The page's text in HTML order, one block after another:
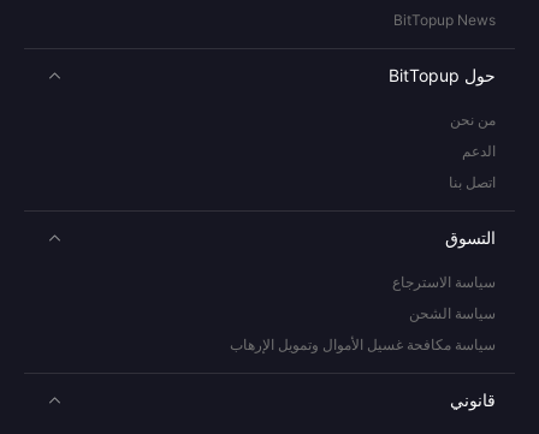
BitTopup News
حول BitTopup
من نحن
الدعم
اتصل بنا
التسوق
سياسة الاسترجاع
سياسة الشحن
سياسة مكافحة غسيل الأموال وتمويل الإرهاب
قانوني